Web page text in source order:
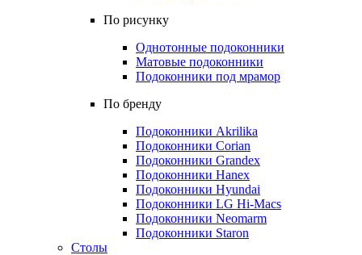
По рисунку
Однотонные подоконники
Матовые подоконники
Подоконники под мрамор
По бренду
Подоконники Akrilika
Подоконники Corian
Подоконники Grandex
Подоконники Hanex
Подоконники Hyundai
Подоконники LG Hi-Macs
Подоконники Neomarm
Подоконники Staron
Столы